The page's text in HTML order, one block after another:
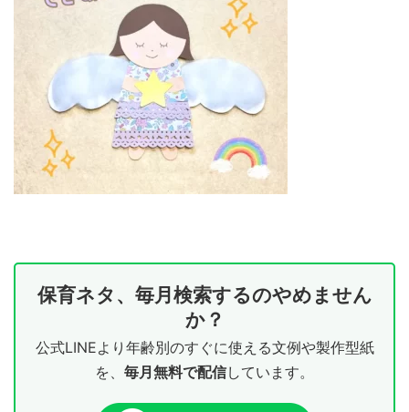
保育ネタ、毎月検索するのやめません
か？
公式LINEより年齢別のすぐに使える文例や製作型紙
を、 毎月無料で配信しています。